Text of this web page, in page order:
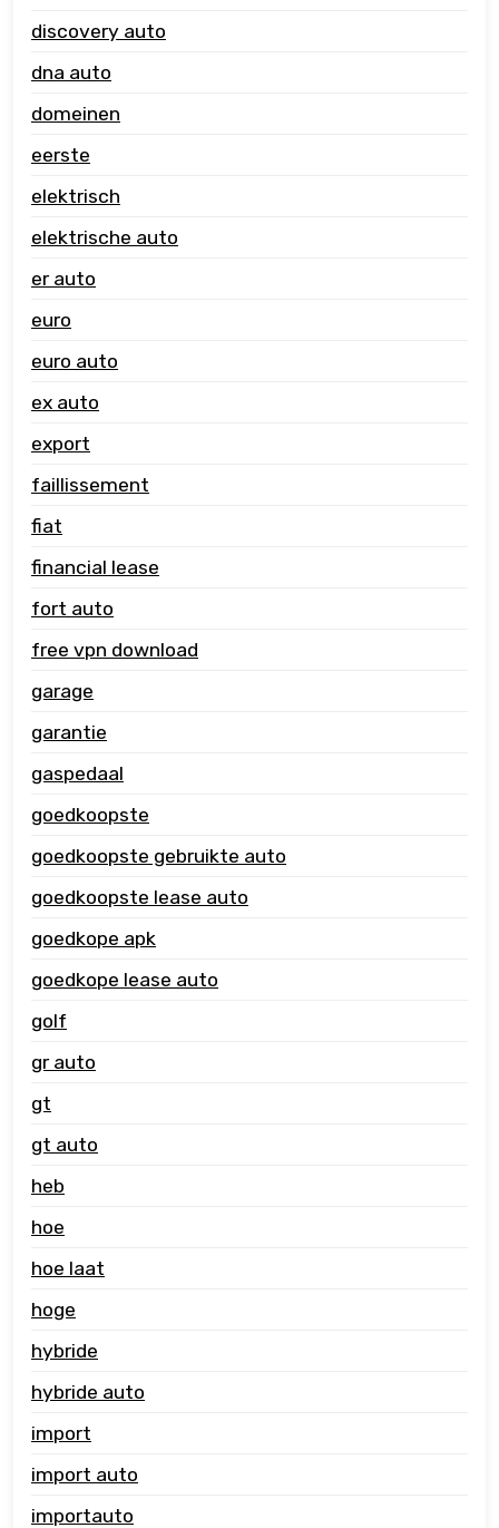
discovery auto
dna auto
domeinen
eerste
elektrisch
elektrische auto
er auto
euro
euro auto
ex auto
export
faillissement
fiat
financial lease
fort auto
free vpn download
garage
garantie
gaspedaal
goedkoopste
goedkoopste gebruikte auto
goedkoopste lease auto
goedkope apk
goedkope lease auto
golf
gr auto
gt
gt auto
heb
hoe
hoe laat
hoge
hybride
hybride auto
import
import auto
importauto